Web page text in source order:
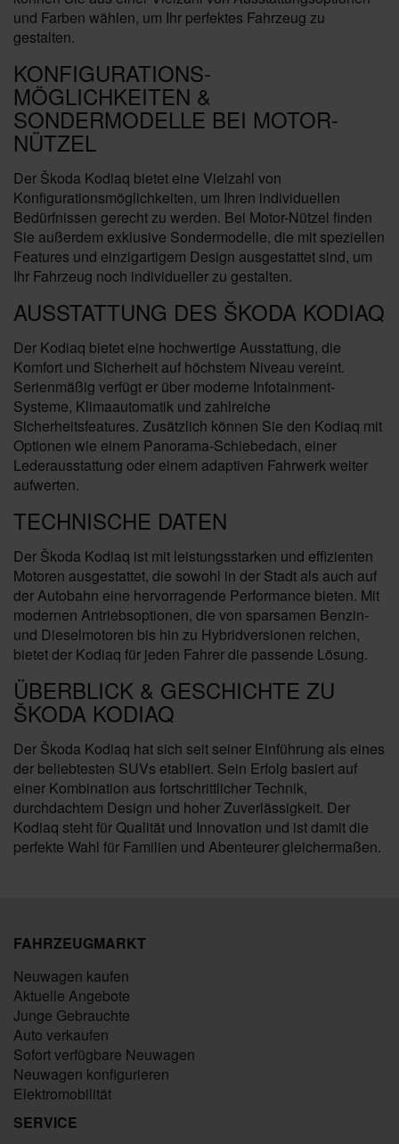
und Farben wählen, um Ihr perfektes Fahrzeug zu
gestalten.
KONFIGURATIONS-
MÖGLICHKEITEN &
SONDERMODELLE BEI MOTOR-
NÜTZEL
Der Škoda Kodiaq bietet eine Vielzahl von
Konfigurationsmöglichkeiten, um Ihren individuellen
Bedürfnissen gerecht zu werden. Bei Motor-Nützel finden
Sie außerdem exklusive Sondermodelle, die mit speziellen
Features und einzigartigem Design ausgestattet sind, um
Ihr Fahrzeug noch individueller zu gestalten.
AUSSTATTUNG DES ŠKODA KODIAQ
Der Kodiaq bietet eine hochwertige Ausstattung, die
Komfort und Sicherheit auf höchstem Niveau vereint.
Serienmäßig verfügt er über moderne Infotainment-
Systeme, Klimaautomatik und zahlreiche
Sicherheitsfeatures. Zusätzlich können Sie den Kodiaq mit
Optionen wie einem Panorama-Schiebedach, einer
Lederausstattung oder einem adaptiven Fahrwerk weiter
aufwerten.
TECHNISCHE DATEN
Der Škoda Kodiaq ist mit leistungsstarken und effizienten
Motoren ausgestattet, die sowohl in der Stadt als auch auf
der Autobahn eine hervorragende Performance bieten. Mit
modernen Antriebsoptionen, die von sparsamen Benzin-
und Dieselmotoren bis hin zu Hybridversionen reichen,
bietet der Kodiaq für jeden Fahrer die passende Lösung.
ÜBERBLICK & GESCHICHTE ZU
ŠKODA KODIAQ
Der Škoda Kodiaq hat sich seit seiner Einführung als eines
der beliebtesten SUVs etabliert. Sein Erfolg basiert auf
einer Kombination aus fortschrittlicher Technik,
durchdachtem Design und hoher Zuverlässigkeit. Der
Kodiaq steht für Qualität und Innovation und ist damit die
perfekte Wahl für Familien und Abenteurer gleichermaßen.
FAHRZEUGMARKT
Neuwagen kaufen
Aktuelle Angebote
Junge Gebrauchte
Auto verkaufen
Sofort verfügbare Neuwagen
Neuwagen konfigurieren
Elektromobilität
SERVICE